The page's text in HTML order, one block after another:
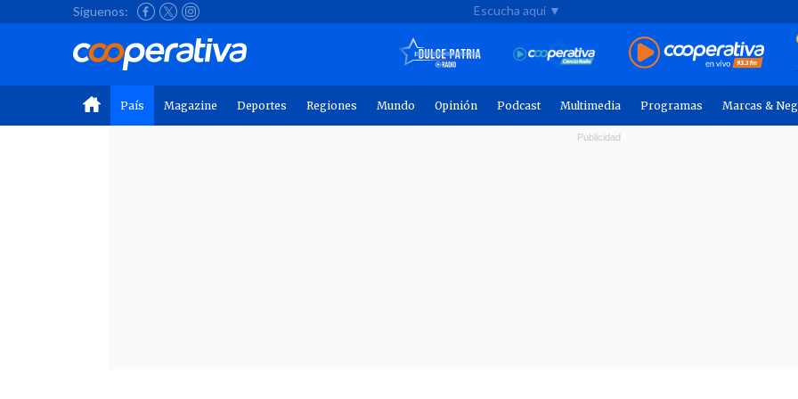
Síguenos: Escucha aquí ▼
País Magazine Deportes Regiones Mundo Opinión Podcast Multimedia Programas Marcas &